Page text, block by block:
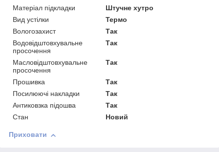
Матеріал підкладки
Штучне хутро
Вид устілки
Термо
Вологозахист
Так
Водовідштовхувальне
просочення
Так
Масловідштовхувальне
просочення
Так
Прошивка
Так
Посилюючі накладки
Так
Антиковзка підошва
Так
Стан
Новий
Приховати